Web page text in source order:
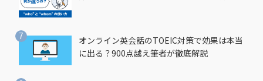
オンライン英会話のTOEIC対策で効果は本当
に出る？900点越え筆者が徹底解説